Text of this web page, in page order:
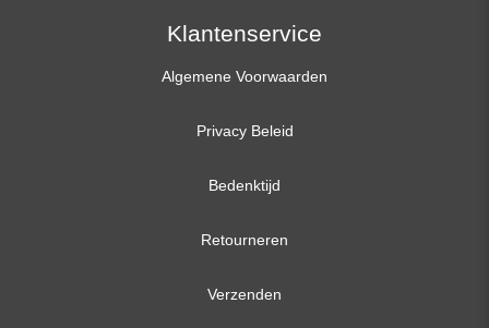
Klantenservice
Algemene Voorwaarden
Privacy Beleid
Bedenktijd
Retourneren
Verzenden